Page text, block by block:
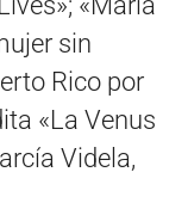
sin
Rico por
«La Venus
Videla,